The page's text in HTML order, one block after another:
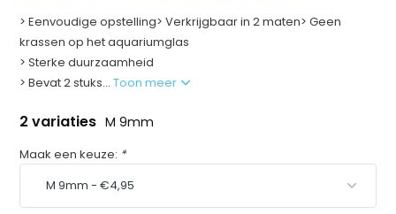
> Eenvoudige opstelling> Verkrijgbaar in 2 maten> Geen
krassen op het aquariumglas
> Sterke duurzaamheid
> Bevat 2 stuks...Toon meer
2 variaties M 9mm
Maak een keuze: *